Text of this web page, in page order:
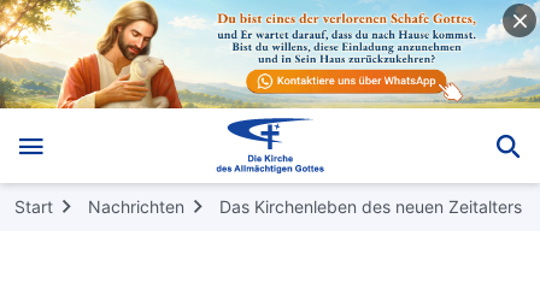
Start Nachrichten Das Kirchenleben des neuen Zeitalters